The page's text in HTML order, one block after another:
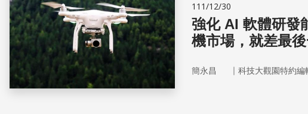
111/12/30
強化 AI 軟體研發
機市場，就差最
簡永昌 ｜ 科技大觀園特約編